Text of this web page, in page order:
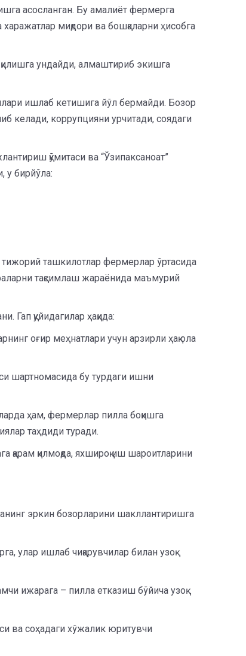
асосланган. Бу амалиёт фермерга
миқдори ва бошқаларни ҳисобга
ундайди, алмаштириб экишга
ишлаб кетишига йўл бермайди. Бозор
келади, коррупцияни урчитади, соядаги
қўмитаси ва “Ўзипаксаноат”
у бирйўла:
тижорий ташкилотлар фермерлар ўртасида
тақсимлаш жараёнида маъмурий
Гап қуйидагилар ҳақида:
оғир меҳнатлари учун арзирли ҳақ ола
шартномасида бу турдаги ишни
ҳам, фермерлар пилла боқишга
таҳдиди туради.
қилмоқда, яхшироқ иш шароитларини
эркин бозорларини шакллантиришга
улар ишлаб чиқарувчилар билан узоқ
ижарага – пилла етказиш бўйича узоқ
ва соҳадаги хўжалик юритувчи